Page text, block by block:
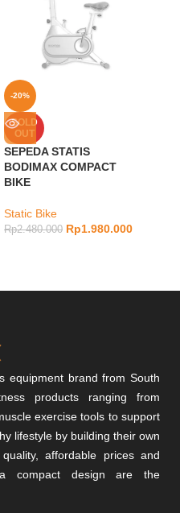
-20%
SOLD
OUT
SEPEDA STATIS
BODIMAX COMPACT
BIKE
Static Bike
Rp2.480.000 Rp1.980.000
equipment brand from South
products ranging from
exercise tools to support
lifestyle by building their own
affordable prices and
compact design are the